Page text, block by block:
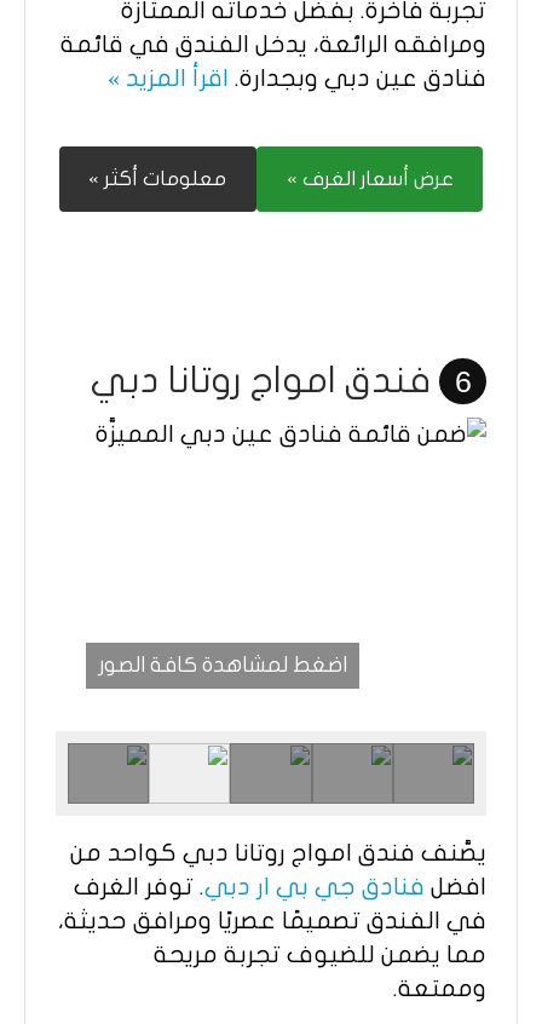
تجربة فاخرة. بفضل خدماته الممتازة
ومرافقه الرائعة، يدخل الفندق في قائمة
فنادق عين دبي وبجدارة. اقرأ المزيد »
عرض أسعار الغرف » معلومات أكثر »
6 فندق امواج روتانا دبي
اضغط لمشاهدة كافة الصور
يصَّنف فندق امواج روتانا دبي كواحد من
افضل فنادق جي بي ار دبي. توفر الغرف
في الفندق تصميمًا عصريًا ومرافق حديثة،
مما يضمن للضيوف تجربة مريحة
وممتعة.